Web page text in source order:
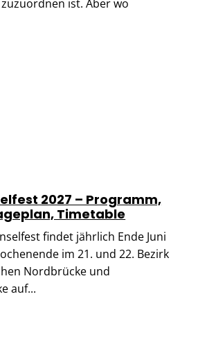
zuzuordnen ist. Aber wo
2027 – Programm,
Timetable
findet jährlich Ende Juni
im 21. und 22. Bezirk
Nordbrücke und
auf...